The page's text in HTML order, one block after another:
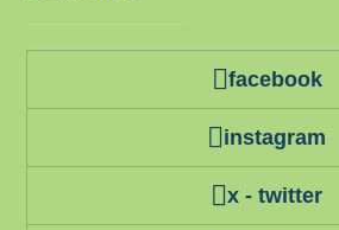
facebook
instagram
x - twitter